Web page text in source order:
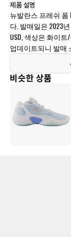
제품 설명
뉴발란스 프레쉬 폼
다. 발매일은 2023년
USD, 색상은 화이
업데이트되니 발매
비슷한 상품